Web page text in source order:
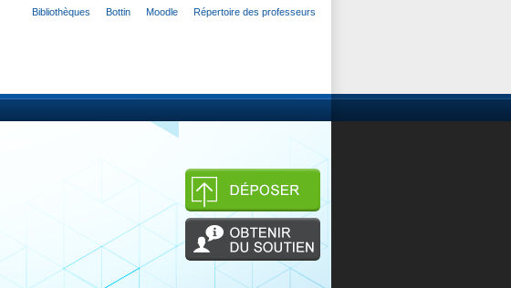
Bibliothèques Bottin Moodle Répertoire des professeurs